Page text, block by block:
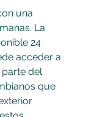
una
La
24
acceder a
del
que